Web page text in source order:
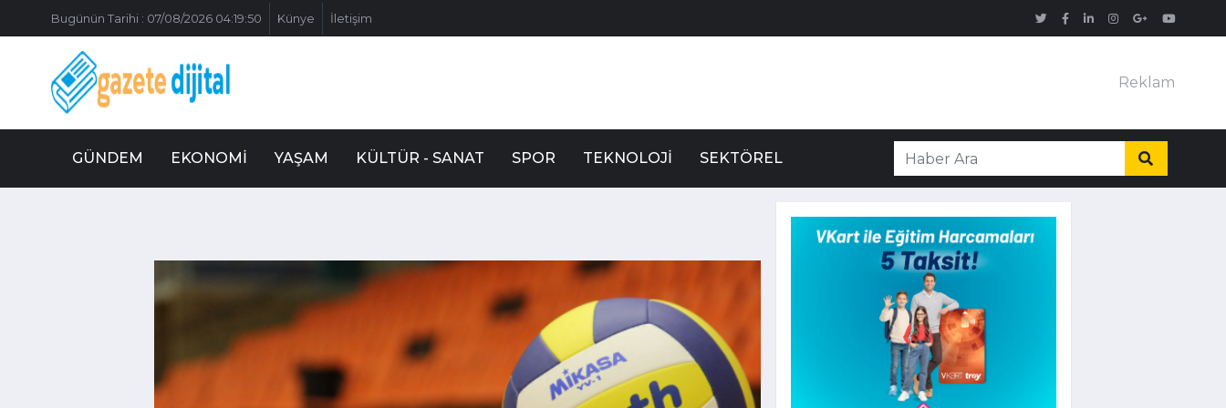
Bugünün Tarihi : 07/08/2026 04:19:50 Künye İletişim
Reklam
GÜNDEM EKONOMI YAŞAM KÜLTÜR - SANAT SPOR TEKNOLOJI SEKTÖREL